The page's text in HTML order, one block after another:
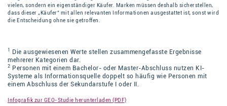
vielen, sondern ein eigenständiger Käufer. Marken müssen deshalb sicherstellen,
dass dieser „Käufer“ mit allen relevanten Informationen ausgestattet ist, sonst wird
die Entscheidung ohne sie getroffen.
1
Die ausgewiesenen Werte stellen zusammengefasste Ergebnisse
mehrerer Kategorien dar.
2 Personen mit einem Bachelor- oder Master-Abschluss nutzen KI-
Systeme als Informationsquelle doppelt so häufig wie Personen mit
einem Abschluss der Sekundarstufe I oder II.
Infografik zur GEO-Studie herunterladen (PDF)